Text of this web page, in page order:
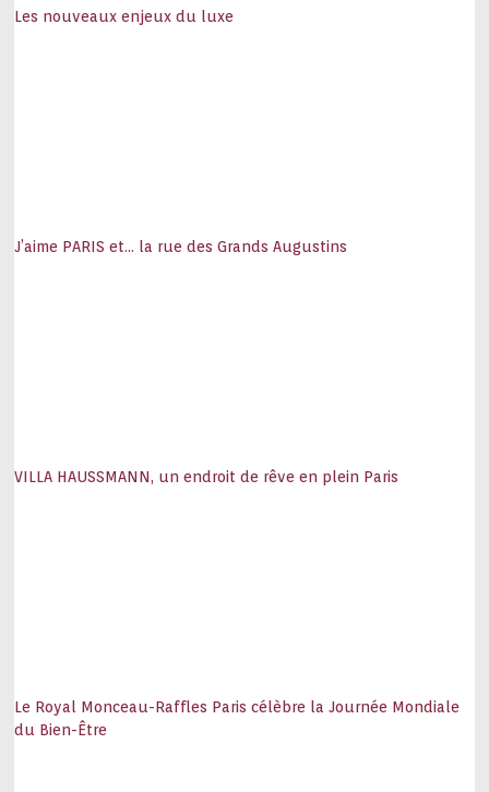
Les nouveaux enjeux du luxe
J’aime PARIS et… la rue des Grands Augustins
VILLA HAUSSMANN, un endroit de rêve en plein Paris
Le Royal Monceau-Raffles Paris célèbre la Journée Mondiale
du Bien-Être